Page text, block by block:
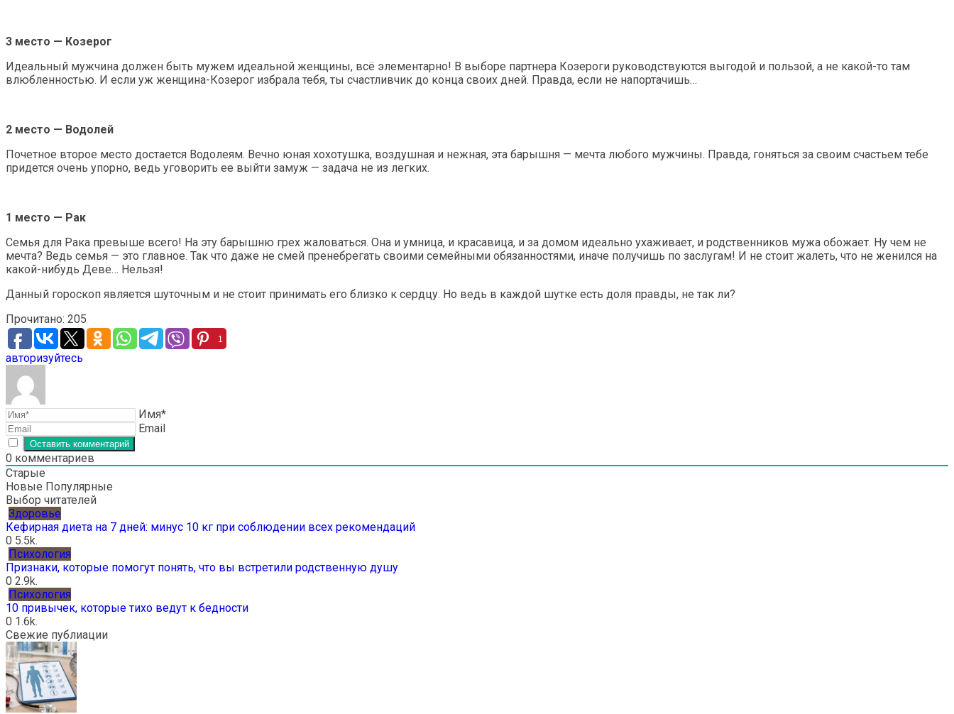
3 место — Козерог
Идеальный мужчина должен быть мужем идеальной женщины, всё элементарно! В выборе партнера Козероги руководствуются выгодой и пользой, а не какой-то там
влюбленностью. И если уж женщина-Козерог избрала тебя, ты счастливчик до конца своих дней. Правда, если не напортачишь…
2 место — Водолей
Почетное второе место достается Водолеям. Вечно юная хохотушка, воздушная и нежная, эта барышня — мечта любого мужчины. Правда, гоняться за своим счастьем тебе
придется очень упорно, ведь уговорить ее выйти замуж — задача не из легких.
1 место — Рак
Семья для Рака превыше всего! На эту барышню грех жаловаться. Она и умница, и красавица, и за домом идеально ухаживает, и родственников мужа обожает. Ну чем не
мечта? Ведь семья — это главное. Так что даже не смей пренебрегать своими семейными обязанностями, иначе получишь по заслугам! И не стоит жалеть, что не женился на
какой-нибудь Деве… Нельзя!
Данный гороскоп является шуточным и не стоит принимать его близко к сердцу. Но ведь в каждой шутке есть доля правды, не так ли?
Прочитано: 205
1
авторизуйтесь
Имя*
Email
0 комментариев
Старые
Новые Популярные
Выбор читателей
Здоровье
Кефирная диета на 7 дней: минус 10 кг при соблюдении всех рекомендаций
0 5.5k.
Психология
Признаки, которые помогут понять, что вы встретили родственную душу
0 2.9k.
Психология
10 привычек, которые тихо ведут к бедности
0 1.6k.
Свежие публиации